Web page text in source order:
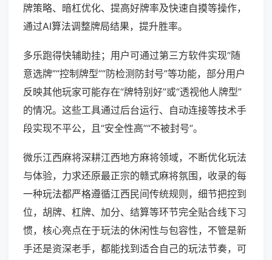
牌策略、暗杠优化、提高好牌率及快速自摸等操作，
通过AI算法调整牌局结果，提升胜率。
多乐跑得快辅助挂；用户可通过第三方软件实现“随
意选牌”“控制牌型”“防检测防封号”等功能，部分用户
反映其他玩家可能存在“牌特别好”或“透视他人牌型”
的情况。这些工具通过后台运行、自动连接等技术手
段实现不平公，且“安全性高”“不被封号”。
微乐江西麻将深耕江西地方麻将领域，不断优化玩法
与体验，力求还原最正宗的赣式麻将氛围，收录的每
一种玩法都严格遵循江西民间传统规则，细节把控到
位，胡牌、杠牌、加分、结算等环节完全贴合线下习
惯，核心亮点在于玩法的休闲性与包容性，不管是新
手还是资深老手，都能找到适合自己的玩法节奏，可